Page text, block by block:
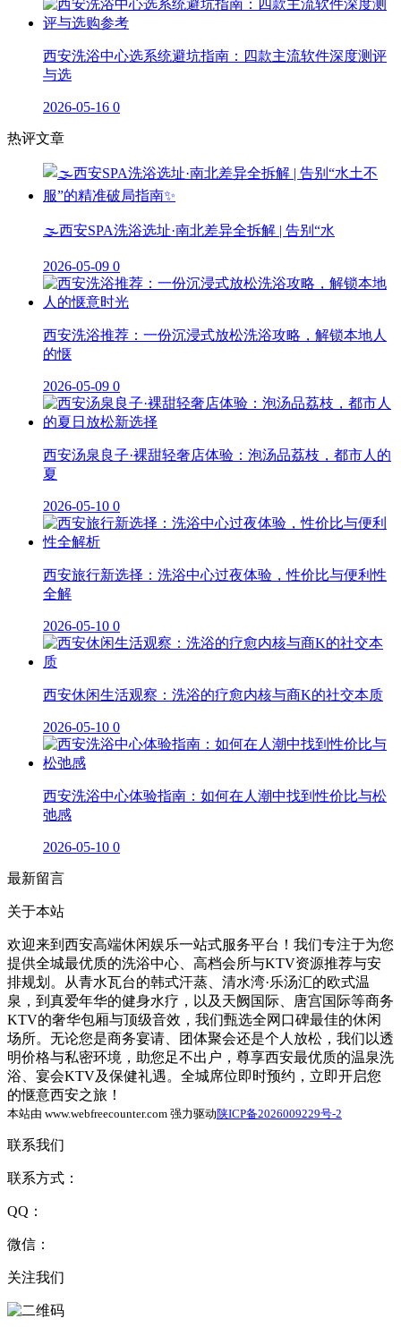
西安洗浴中心选系统避坑指南：四款主流软件深度测评
与选
2026-05-16 0
热评文章
🌫️西安SPA洗浴选址·南北差异全拆解 | 告别“水
2026-05-09 0
西安洗浴推荐：一份沉浸式放松洗浴攻略，解锁本地人
的惬
2026-05-09 0
西安汤泉良子·裸甜轻奢店体验：泡汤品荔枝，都市人的
夏
2026-05-10 0
西安旅行新选择：洗浴中心过夜体验，性价比与便利性
全解
2026-05-10 0
西安休闲生活观察：洗浴的疗愈内核与商K的社交本质
2026-05-10 0
西安洗浴中心体验指南：如何在人潮中找到性价比与松
弛感
2026-05-10 0
最新留言
关于本站
欢迎来到西安高端休闲娱乐一站式服务平台！我们专注于为您
提供全城最优质的洗浴中心、高档会所与KTV资源推荐与安
排规划。从青水瓦台的韩式汗蒸、清水湾·乐汤汇的欧式温
泉，到真爱年华的健身水疗，以及天阙国际、唐宫国际等商务
KTV的奢华包厢与顶级音效，我们甄选全网口碑最佳的休闲
场所。无论您是商务宴请、团体聚会还是个人放松，我们以透
明价格与私密环境，助您足不出户，尊享西安最优质的温泉洗
浴、宴会KTV及保健礼遇。全城席位即时预约，立即开启您
的惬意西安之旅！
本站由 www.webfreecounter.com 强力驱动陕ICP备2026009229号-2
联系我们
联系方式：
QQ：
微信：
关注我们